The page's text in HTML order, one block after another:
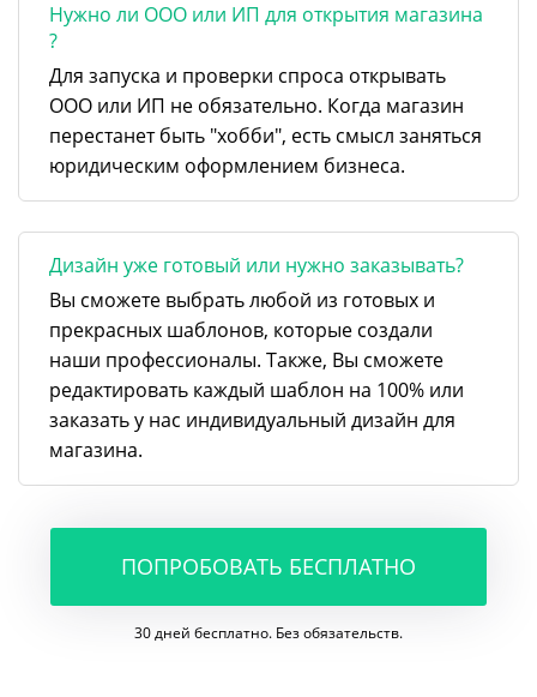
Нужно ли ООО или ИП для открытия магазина
?
Для запуска и проверки спроса открывать
ООО или ИП не обязательно. Когда магазин
перестанет быть "хобби", есть смысл заняться
юридическим оформлением бизнеса.
Дизайн уже готовый или нужно заказывать?
Вы сможете выбрать любой из готовых и
прекрасных шаблонов, которые создали
наши профессионалы. Также, Вы сможете
редактировать каждый шаблон на 100% или
заказать у нас индивидуальный дизайн для
магазина.
ПОПРОБОВАТЬ БЕСПЛАТНО
30 дней бесплатно. Без обязательств.